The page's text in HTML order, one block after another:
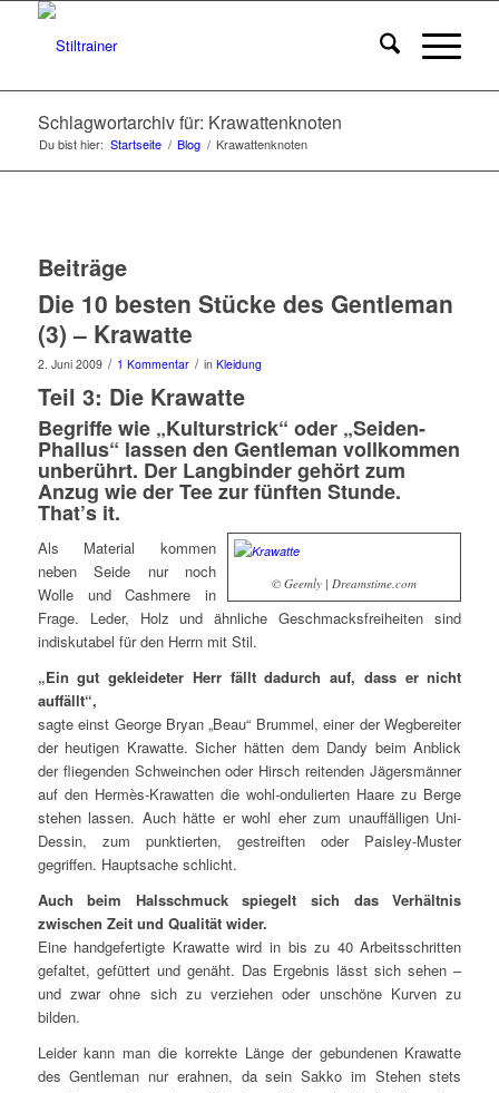
Schlagwortarchiv für: Krawattenknoten
Du bist hier: Startseite / Blog / Krawattenknoten
Beiträge
Die 10 besten Stücke des Gentleman
(3) – Krawatte
2. Juni 2009 / 1 Kommentar / in Kleidung
Teil 3: Die Krawatte
Begriffe wie „Kulturstrick“ oder „Seiden-
Phallus“ lassen den Gentleman vollkommen
unberührt. Der Langbinder gehört zum
Anzug wie der Tee zur fünften Stunde.
That’s it.
© Geemly | Dreamstime.com
Als Material kommen
neben Seide nur noch
Wolle und Cashmere in
Frage. Leder, Holz und ähnliche Geschmacksfreiheiten sind
indiskutabel für den Herrn mit Stil.
„Ein gut gekleideter Herr fällt dadurch auf, dass er nicht
auffällt“,
sagte einst George Bryan „Beau“ Brummel, einer der Wegbereiter
der heutigen Krawatte. Sicher hätten dem Dandy beim Anblick
der fliegenden Schweinchen oder Hirsch reitenden Jägersmänner
auf den Hermès-Krawatten die wohl-ondulierten Haare zu Berge
stehen lassen. Auch hätte er wohl eher zum unauffälligen Uni-
Dessin, zum punktierten, gestreiften oder Paisley-Muster
gegriffen. Hauptsache schlicht.
Auch beim Halsschmuck spiegelt sich das Verhältnis
zwischen Zeit und Qualität wider.
Eine handgefertigte Krawatte wird in bis zu 40 Arbeitsschritten
gefaltet, gefüttert und genäht. Das Ergebnis lässt sich sehen –
und zwar ohne sich zu verziehen oder unschöne Kurven zu
bilden.
Leider kann man die korrekte Länge der gebundenen Krawatte
des Gentleman nur erahnen, da sein Sakko im Stehen stets